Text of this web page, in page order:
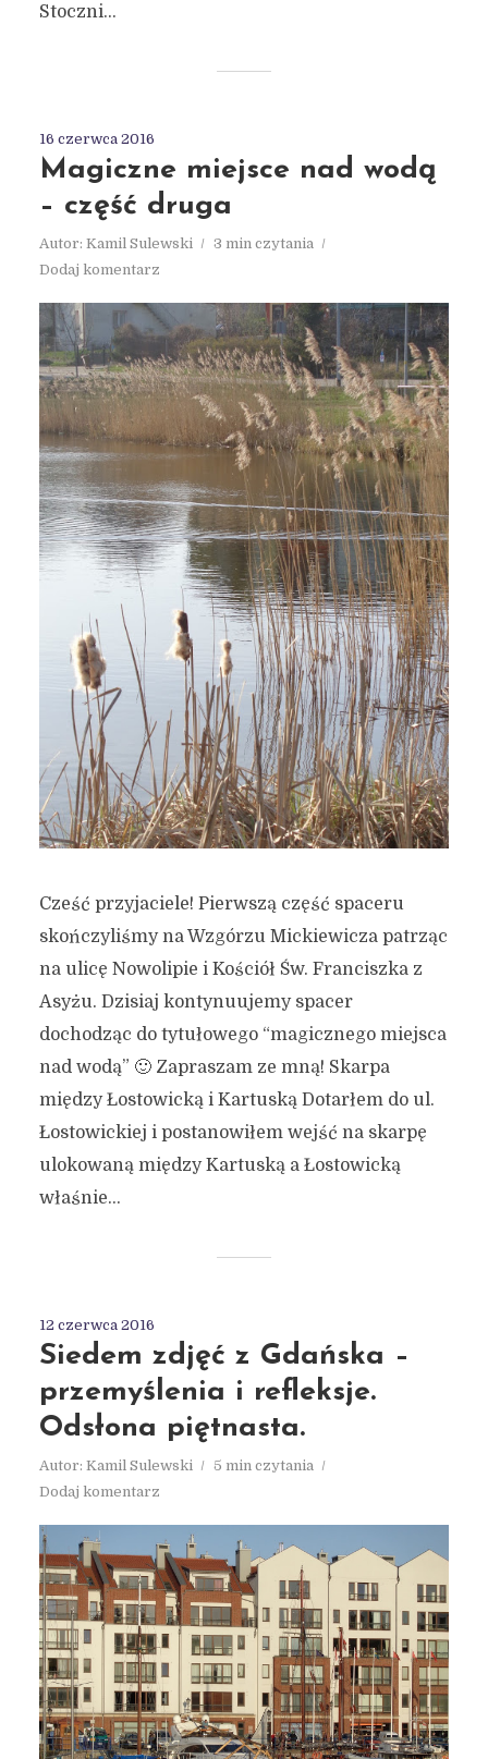
Stoczni...
16 czerwca 2016
Magiczne miejsce nad wodą
– część druga
Autor: Kamil Sulewski
3 min czytania
Dodaj komentarz
Cześć przyjaciele! Pierwszą część spaceru
skończyliśmy na Wzgórzu Mickiewicza patrząc
na ulicę Nowolipie i Kościół Św. Franciszka z
Asyżu. Dzisiaj kontynuujemy spacer
dochodząc do tytułowego “magicznego miejsca
nad wodą” 🙂 Zapraszam ze mną! Skarpa
między Łostowicką i Kartuską Dotarłem do ul.
Łostowickiej i postanowiłem wejść na skarpę
ulokowaną między Kartuską a Łostowicką
właśnie...
12 czerwca 2016
Siedem zdjęć z Gdańska –
przemyślenia i refleksje.
Odsłona piętnasta.
Autor: Kamil Sulewski
5 min czytania
Dodaj komentarz